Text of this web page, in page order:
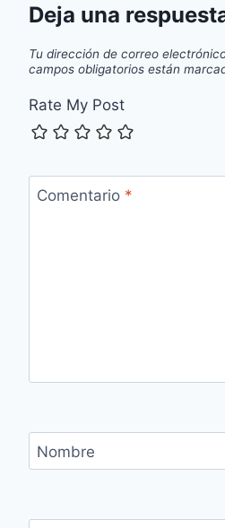
Deja una
Tu dirección de correo
campos obligatorios están
Rate My Post
Comentario *
Nombre